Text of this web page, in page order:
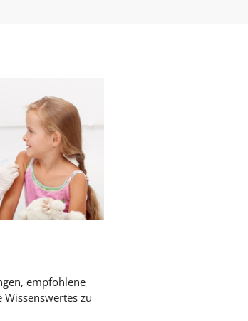
empfohlene
zu